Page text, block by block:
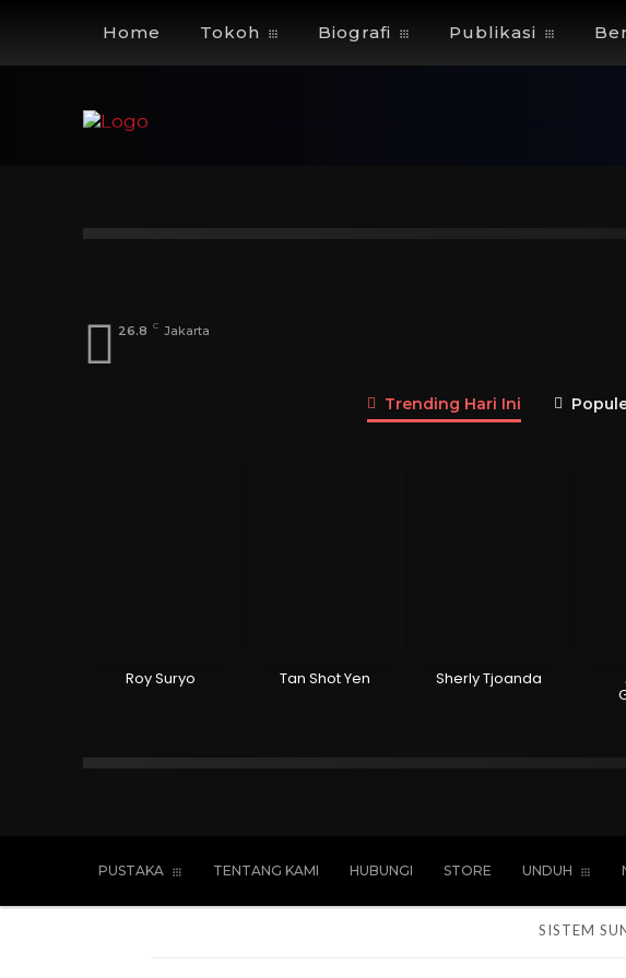
Home Tokoh Biografi Publikasi
26.8 C Jakarta
Trending Hari Ini
Roy Suryo Tan Shot Yen Sherly Tjoanda
PUSTAKA TENTANG KAMI HUBUNGI STORE UNDUH
SISTEM